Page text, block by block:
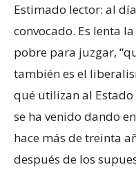
Estimado lector: al
convocado. Es lenta
pobre para juzgar,
también es el
qué utilizan al Estado
se ha venido dando
hace más de treinta
después de los